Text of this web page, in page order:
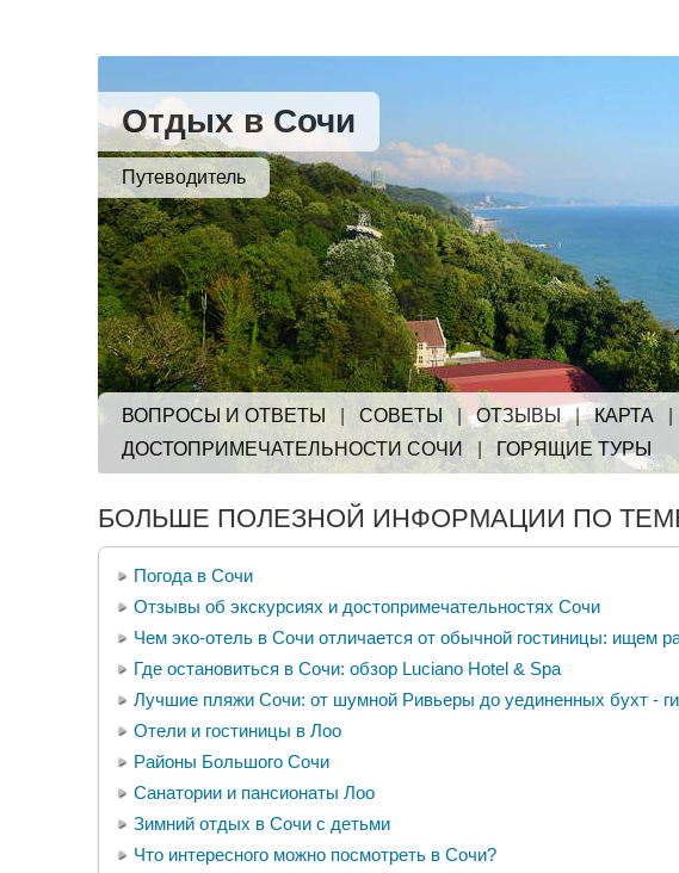
Отдых в Сочи
Путеводитель
ВОПРОСЫ И ОТВЕТЫ СОВЕТЫ |ОТЗЫВЫ |КАРТА
ДОСТОПРИМЕЧАТЕЛЬНОСТИ СОЧИ
|ГОРЯЩИЕ ТУРЫ
БОЛЬШЕ ПОЛЕЗНОЙ ИНФОРМАЦИИ ПО
Погода в Сочи
Отзывы об экскурсиях и достопримечательностях Сочи
Чем эко-отель в Сочи отличается от обычной гостиницы: ищем
Где остановиться в Сочи: обзор Luciano Hotel & Spa
Лучшие пляжи Сочи: от шумной Ривьеры до уединенных бухт -
Отели и гостиницы в Лоо
Районы Большого Сочи
Санатории и пансионаты Лоо
Зимний отдых в Сочи с детьми
Что интересного можно посмотреть в Сочи?